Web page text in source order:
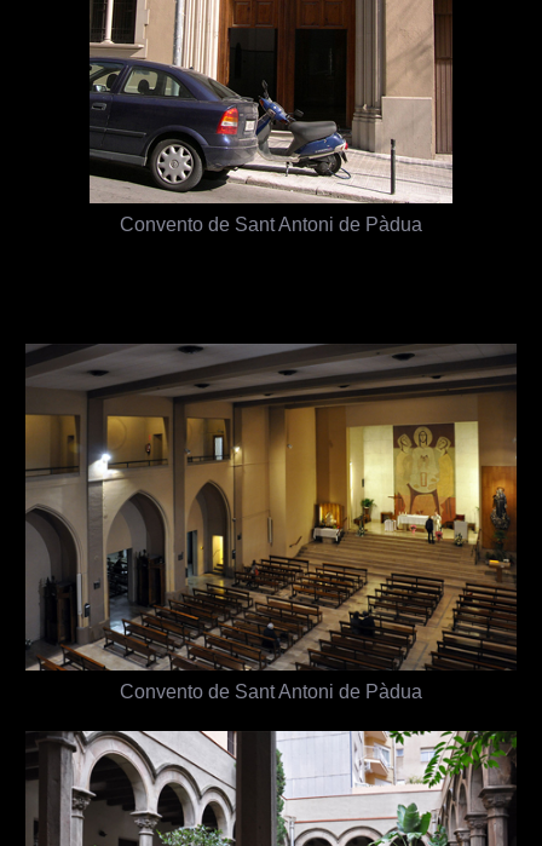
Convento de Sant Antoni de Pàdua
Convento de Sant Antoni de Pàdua